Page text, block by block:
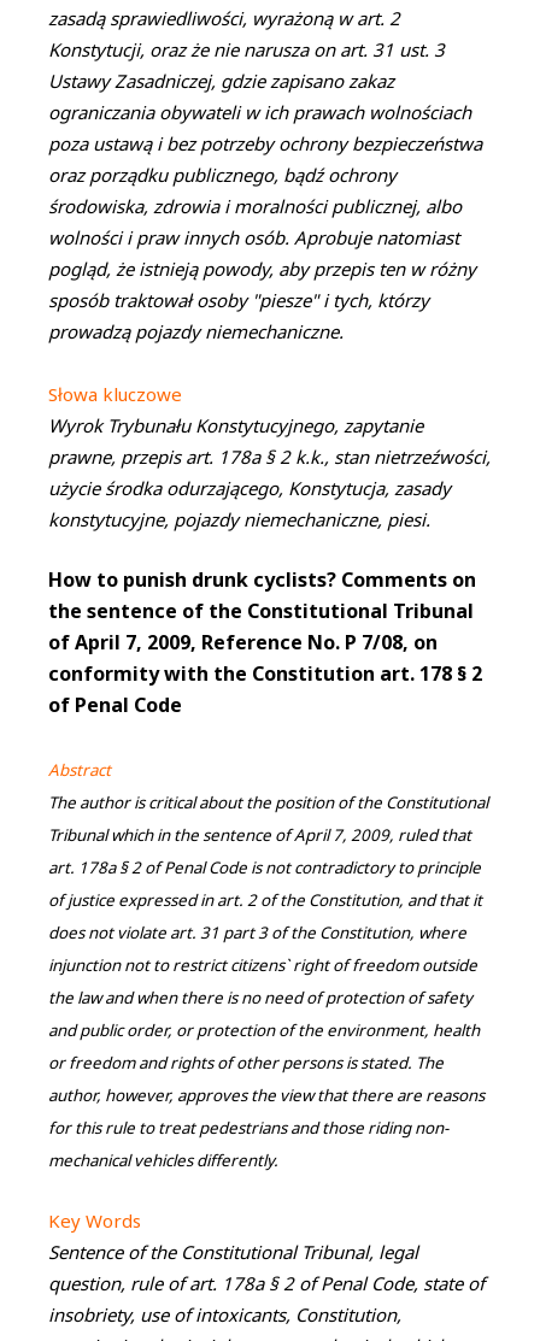
zasadą sprawiedliwości, wyrażoną w art. 2
Konstytucji, oraz że nie narusza on art. 31 ust. 3
Ustawy Zasadniczej, gdzie zapisano zakaz
ograniczania obywateli w ich prawach wolnościach
poza ustawą i bez potrzeby ochrony bezpieczeństwa
oraz porządku publicznego, bądź ochrony
środowiska, zdrowia i moralności publicznej, albo
wolności i praw innych osób. Aprobuje natomiast
pogląd, że istnieją powody, aby przepis ten w różny
sposób traktował osoby "piesze" i tych, którzy
prowadzą pojazdy niemechaniczne.
Słowa kluczowe
Wyrok Trybunału Konstytucyjnego, zapytanie
prawne, przepis art. 178a § 2 k.k., stan nietrzeźwości,
użycie środka odurzającego, Konstytucja, zasady
konstytucyjne, pojazdy niemechaniczne, piesi.
How to punish drunk cyclists? Comments on
the sentence of the Constitutional Tribunal
of April 7, 2009, Reference No. P 7/08, on
conformity with the Constitution art. 178 § 2
of Penal Code
Abstract
The author is critical about the position of the Constitutional
Tribunal which in the sentence of April 7, 2009, ruled that
art. 178a § 2 of Penal Code is not contradictory to principle
of justice expressed in art. 2 of the Constitution, and that it
does not violate art. 31 part 3 of the Constitution, where
injunction not to restrict citizens` right of freedom outside
the law and when there is no need of protection of safety
and public order, or protection of the environment, health
or freedom and rights of other persons is stated. The
author, however, approves the view that there are reasons
for this rule to treat pedestrians and those riding non-
mechanical vehicles differently.
Key Words
Sentence of the Constitutional Tribunal, legal
question, rule of art. 178a § 2 of Penal Code, state of
insobriety, use of intoxicants, Constitution,